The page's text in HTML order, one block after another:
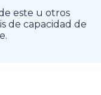
este u otros
de capacidad de